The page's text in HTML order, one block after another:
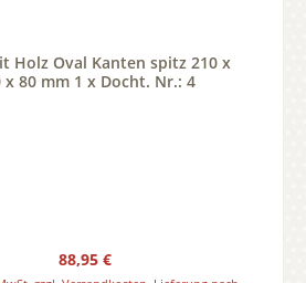
Holz Oval Kanten spitz 210 x
x 80 mm 1 x Docht. Nr.: 4
Regulärer Preis:
88,95 €